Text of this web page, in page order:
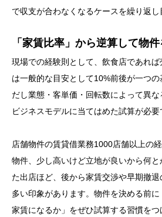
で収支が合わなくなるケースを繰り返し
「家賃比率」から逆算して物
現場での経験則として、飲食店であれ
は一般的な目安として10%前後が一つ
だし業態・客単価・回転数によって異
ビジネスモデルに当てはめた試算が必要
店舗物件の賃貸借業務1000店舗以上の
物件、少し高いけど立地が良いから何
た出店ほど、後から家賃交渉や早期撤
多い印象があります。物件を決める前
家賃になるか」をぜひ試算する習慣をつ